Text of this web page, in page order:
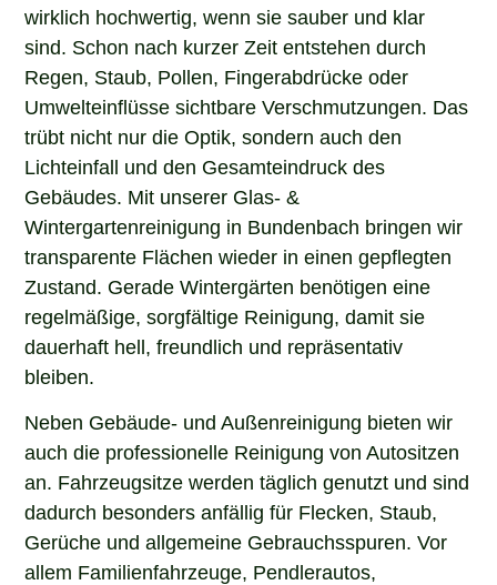
wirklich hochwertig, wenn sie sauber und klar
sind. Schon nach kurzer Zeit entstehen durch
Regen, Staub, Pollen, Fingerabdrücke oder
Umwelteinflüsse sichtbare Verschmutzungen. Das
trübt nicht nur die Optik, sondern auch den
Lichteinfall und den Gesamteindruck des
Gebäudes. Mit unserer Glas- &
Wintergartenreinigung in Bundenbach bringen wir
transparente Flächen wieder in einen gepflegten
Zustand. Gerade Wintergärten benötigen eine
regelmäßige, sorgfältige Reinigung, damit sie
dauerhaft hell, freundlich und repräsentativ
bleiben.
Neben Gebäude- und Außenreinigung bieten wir
auch die professionelle Reinigung von Autositzen
an. Fahrzeugsitze werden täglich genutzt und sind
dadurch besonders anfällig für Flecken, Staub,
Gerüche und allgemeine Gebrauchsspuren. Vor
allem Familienfahrzeuge, Pendlerautos,